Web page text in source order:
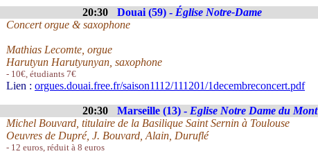
20:30 Douai (59) - Église Notre-Dame
Concert orgue & saxophone
Mathias Lecomte, orgue
Harutyun Harutyunyan, saxophone
- 10€, étudiants 7€
Lien : orgues.douai.free.fr/saison1112/111201/1decembreconcert.pdf
20:30 Marseille (13) - Eglise Notre Dame du Mont
Michel Bouvard, titulaire de la Basilique Saint Sernin à Toulouse
Oeuvres de Dupré, J. Bouvard, Alain, Duruflé
- 12 euros, réduit à 8 euros